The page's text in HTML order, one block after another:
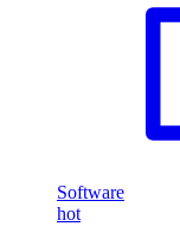
Software
hot